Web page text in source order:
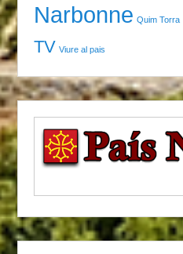
Narbonne Quim Torra
TV Viure al pais